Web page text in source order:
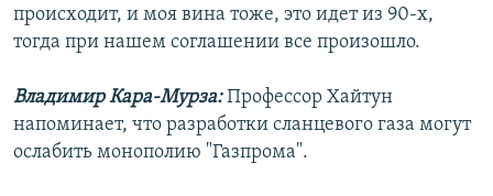
происходит, и моя вина тоже, это идет из 90-х,
тогда при нашем соглашении все произошло.
Владимир Кара-Мурза:Профессор Хайтун
напоминает, что разработки сланцевого газа могут
ослабить монополию "Газпрома".